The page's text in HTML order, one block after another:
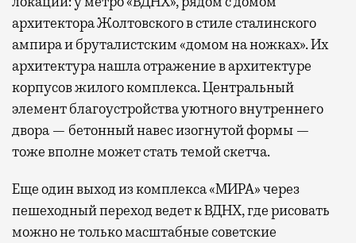
архитектора Жолтовского в стиле сталинского
ампира и бруталистским «домом на ножках». Их
архитектура нашла отражение в архитектуре
корпусов жилого комплекса. Центральный
элемент благоустройства уютного внутреннего
двора — бетонный навес изогнутой формы —
тоже вполне может стать темой скетча.
Еще один выход из комплекса «МИРА» через
пешеходный переход ведет к ВДНХ, где рисовать
можно не только масштабные советские